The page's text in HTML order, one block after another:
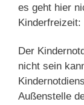
es geht hier
Kinderfreizeit:
Der
nicht sein
Außenstelle